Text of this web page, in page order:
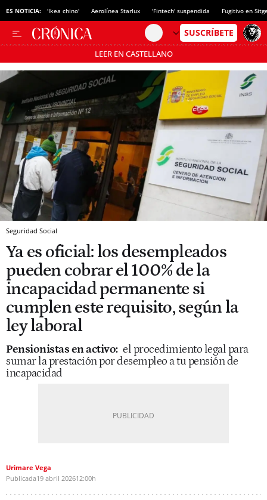
ES NOTICIA: 'Ikea chino' Aerolínea Starlux 'Fintech' suspendida Fugitivo en
LEER EN CASTELLANO
Pásate al MODO AHORRO
Seguridad Social
Ya es oficial: los desempleados
pueden cobrar el 100% de la
incapacidad permanente si
cumplen este requisito, según la
ley laboral
Pensionistas en activo: el procedimiento legal para
sumar la prestación por desempleo a tu pensión de
incapacidad
Urimare Vega
Publicada19 abril 202612:00h